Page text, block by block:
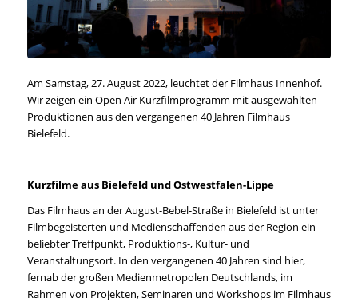
Am Samstag, 27. August 2022, leuchtet der Filmhaus Innenhof.
Wir zeigen ein Open Air Kurzfilmprogramm mit ausgewählten
Produktionen aus den vergangenen 40 Jahren Filmhaus
Bielefeld.
Kurzfilme aus Bielefeld und Ostwestfalen-Lippe
Das Filmhaus an der August-Bebel-Straße in Bielefeld ist unter
Filmbegeisterten und Medienschaffenden aus der Region ein
beliebter Treffpunkt, Produktions-, Kultur- und
Veranstaltungsort. In den vergangenen 40 Jahren sind hier,
fernab der großen Medienmetropolen Deutschlands, im
Rahmen von Projekten, Seminaren und Workshops im Filmhaus